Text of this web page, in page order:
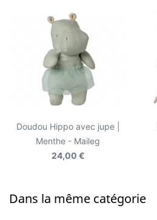
Doudou Hippo avec jupe |
Menthe - Maileg
24,00 €
Dans la même catégorie